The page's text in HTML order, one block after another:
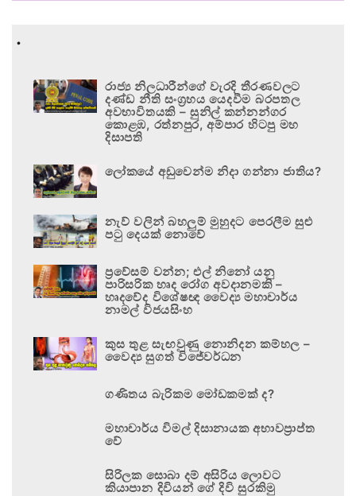
.
රාජ්‍ය නිලධාරීන්ගේ වැරදි තීරණවලට
දණ්ඩ නීති සංග්‍රහය යෙදවීම බරපතල
අවභාවිතයකි – සුනිල් කන්නන්ගර
කොළඹ, රත්නපුර, අම්පාර හිටපු මහ
දිසාපති
ලෝකයේ අඩුවෙන්ම නිදා ගන්නා ජාතිය?
නැව් වලින් බහලුම් මුහුදට පෙරලීම සුළු
පටු දෙයක් නොවේ
ප්‍රවේසම් වන්න; එල් නිනෝ යනු
පාරිසරික හෘද රෝග අවදානමකි –
හෘදවේද විශේෂඥ වෛද්‍ය මහාචාර්ය
නාමල් විජයසිංහ
කුස තුළ සැඟවුණු නොනිදන කම්හල –
වෛද්‍ය සුගත් විජේවර්ධන
ගණිතය බැරිකම මෝඩකමක් ද?
මහාචාර්ය විමල් දිසානායක අභාවප්‍රාප්ත
වේ
සිරිලක සොබා දම් අසිරිය ලොවට
කියාපාන දිවියන් ගේ දිවි සුරකිමු